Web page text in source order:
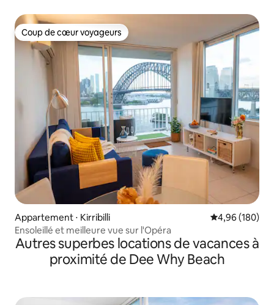
Coup de cœur voyageurs
Coup de cœur voyageurs
Appartement ⋅ Kirribilli Évaluation
4,96 (180)
Ensoleillé et meilleure vue sur l'Opéra
Autres superbes locations de vacances à
proximité de Dee Why Beach